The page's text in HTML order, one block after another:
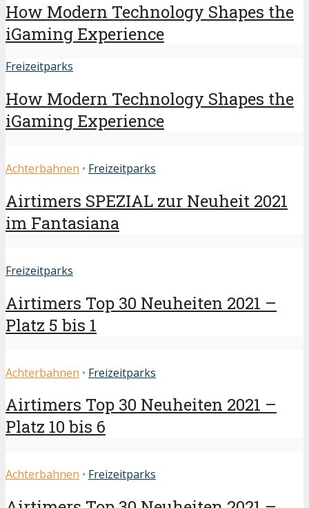
How Modern Technology Shapes the
iGaming Experience
Freizeitparks
How Modern Technology Shapes the
iGaming Experience
Achterbahnen • Freizeitparks
Airtimers SPEZIAL zur Neuheit 2021
im Fantasiana
Freizeitparks
Airtimers Top 30 Neuheiten 2021 –
Platz 5 bis 1
Achterbahnen • Freizeitparks
Airtimers Top 30 Neuheiten 2021 –
Platz 10 bis 6
Achterbahnen • Freizeitparks